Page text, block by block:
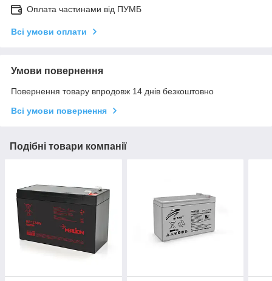
Оплата частинами від ПУМБ
Всі умови оплати
Умови повернення
Повернення товару впродовж 14 днів безкоштовно
Всі умови повернення
Подібні товари компанії